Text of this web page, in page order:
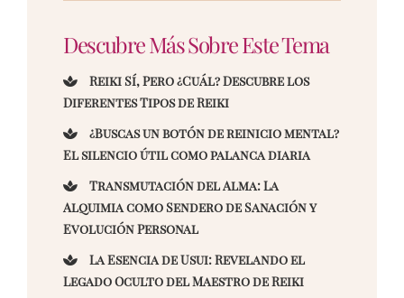
Descubre Más Sobre Este Tema
Reiki Sí, Pero ¿Cuál? Descubre los
Diferentes Tipos de Reiki
¿Buscas un botón de reinicio mental?
El silencio útil como palanca diaria
Transmutación del Alma: La
Alquimia como Sendero de Sanación y
Evolución Personal
La Esencia de Usui: Revelando el
Legado Oculto del Maestro de Reiki